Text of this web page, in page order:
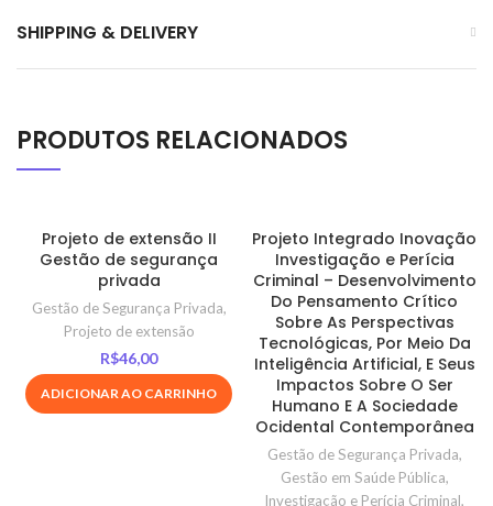
SHIPPING & DELIVERY
PRODUTOS RELACIONADOS
Projeto de extensão II
Gestão de segurança
privada
Gestão de Segurança Privada,
Projeto de extensão
R$46,00
ADICIONAR AO CARRINHO
Projeto Integrado Inovação
Investigação e Perícia
Criminal – Desenvolvimento
Do Pensamento Crítico
Sobre As Perspectivas
Tecnológicas, Por Meio Da
Inteligência Artificial, E Seus
Impactos Sobre O Ser
Humano E A Sociedade
Ocidental Contemporânea
Gestão de Segurança Privada,
Gestão em Saúde Pública,
Investigação e Perícia Criminal,